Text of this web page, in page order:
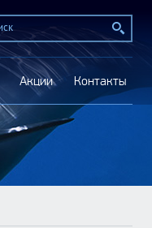
Акции Контакты